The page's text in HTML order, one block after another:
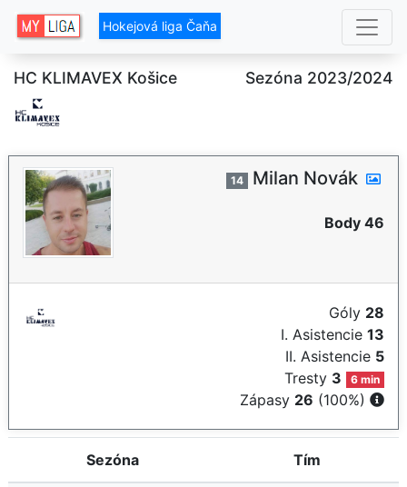
Hokejová liga Čaňa
HC KLIMAVEX Košice Sezóna 2023/2024
14 Milan Novák
Body 46
Góly 28
I. Asistencie 13
II. Asistencie 5
Tresty 3 6 min
Zápasy 26 (100%)
Sezóna Tím